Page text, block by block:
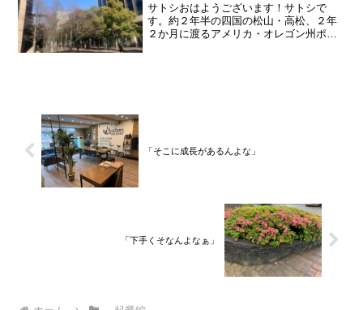
サトシおはようございます！サトシで
す。約２年半の四国の松山・高松、２年
２か月に渡るアメリカ・オレゴン州ポー
「そこに成長があるんよな」
「下手くそなんよなぁ」